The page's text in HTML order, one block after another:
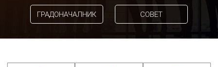
ГРАДОНАЧАЛНИК СОВЕТ